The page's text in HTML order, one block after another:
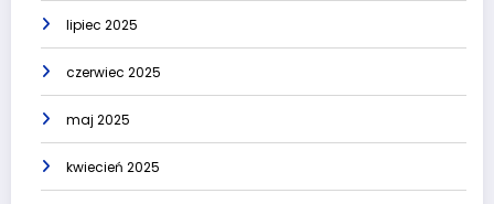
lipiec 2025
czerwiec 2025
maj 2025
kwiecień 2025